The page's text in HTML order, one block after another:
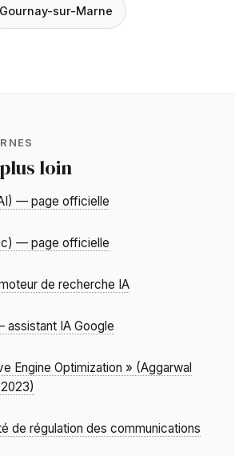
Gournay-sur-Marne
loin
— page officielle
— page officielle
de recherche IA
assistant IA Google
Engine Optimization » (Aggarwal
de régulation des communications